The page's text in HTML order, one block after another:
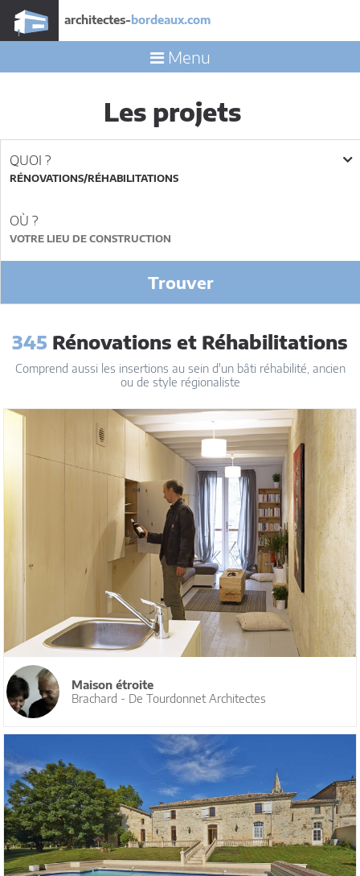
architectes- bordeaux.com
Menu
Les projets
QUOI ?
RÉNOVATIONS/RÉHABILITATIONS
OÙ ?
Trouver
345 Rénovations et Réhabilitations
Comprend aussi les insertions au sein d'un bâti réhabilité, ancien
ou de style régionaliste
Maison étroite
Brachard - De Tourdonnet Architectes